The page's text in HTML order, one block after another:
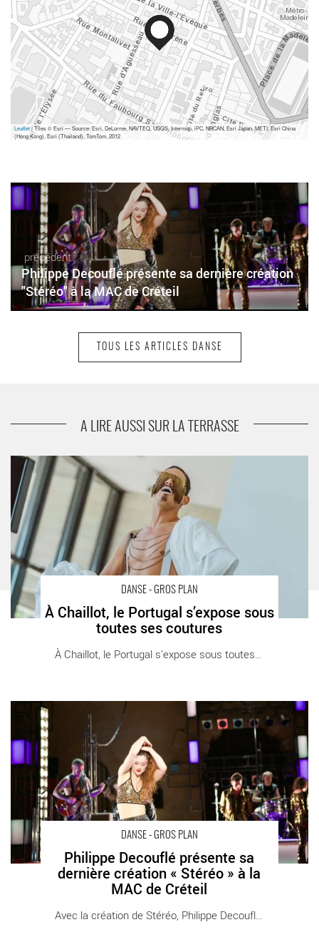
Leaflet| Tiles © Esri — Source: Esri, DeLorme, NAVTEQ, USGS, Intermap, iPC, NRCAN, Esri Japan, METI, Esri China
(Hong Kong), Esri (Thailand), TomTom, 2012
précédent
Philippe Decouflé présente sa dernière création
"Stéréo" à la MAC de Créteil
Mythologies
TOUS LES ARTICLES DANSE
A LIRE AUSSI SUR LA TERRASSE
DANSE - GROS PLAN
À Chaillot, le Portugal s’expose sous
toutes ses coutures
À Chaillot, le Portugal s’expose sous toutes [...]
À Chaillot, le Portugal s’expose sous toutes ses coutures -
Critique sortie Danse Paris Chaillot - Théâtre national de la
danse
DANSE - GROS PLAN
Philippe Decouflé présente sa
dernière création « Stéréo » à la
MAC de Créteil
Avec la création de Stéréo, Philippe Decouflé [...]
Philippe Decouflé présente sa dernière création « Stéréo » à la
MAC de Créteil - Critique sortie Danse Créteil _MAC CRETEIL